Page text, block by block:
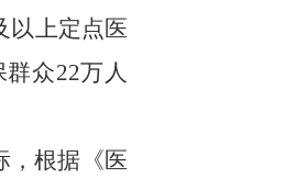
以上定点医
群众22万人
，根据《医